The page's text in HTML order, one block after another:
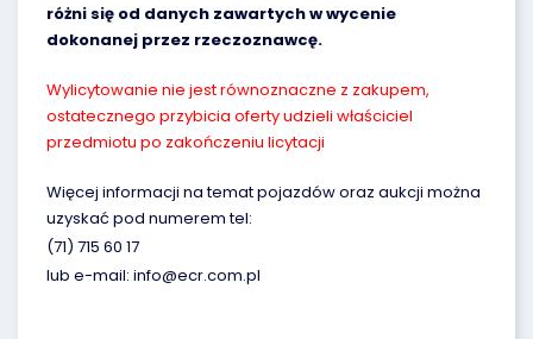
różni się od danych zawartych w wycenie
dokonanej przez rzeczoznawcę.
Wylicytowanie nie jest równoznaczne z zakupem,
ostatecznego przybicia oferty udzieli właściciel
przedmiotu po zakończeniu licytacji
Więcej informacji na temat pojazdów oraz aukcji można
uzyskać pod numerem tel:
(71) 715 60 17
lub e-mail: info@ecr.com.pl